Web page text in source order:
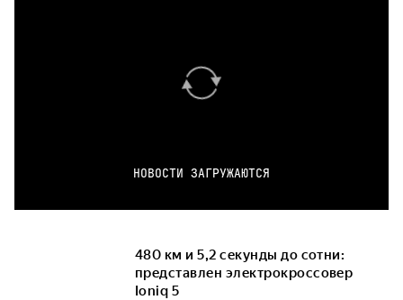
НОВОСТИ ЗАГРУЖАЮТСЯ
480 км и 5,2 секунды до сотни:
представлен электрокроссовер
Ioniq 5